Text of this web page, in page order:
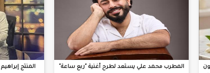
المطرب محمد علي يستعد لطرح أغنية "ربع ساعة"
المنتج